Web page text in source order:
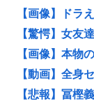
【画像】ドラ
【驚愕】女友
【画像】本物
【動画】全身
【悲報】冨樫